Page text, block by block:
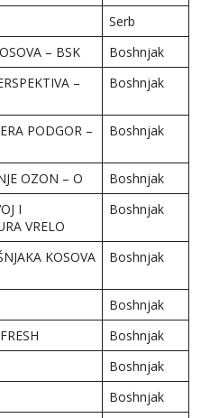
Serb
– BSK
Boshnjak
–
Boshnjak
PODGOR –
Boshnjak
OZON – O
Boshnjak
I
VRELO
Boshnjak
KOSOVA
Boshnjak
Boshnjak
Boshnjak
Boshnjak
Boshnjak